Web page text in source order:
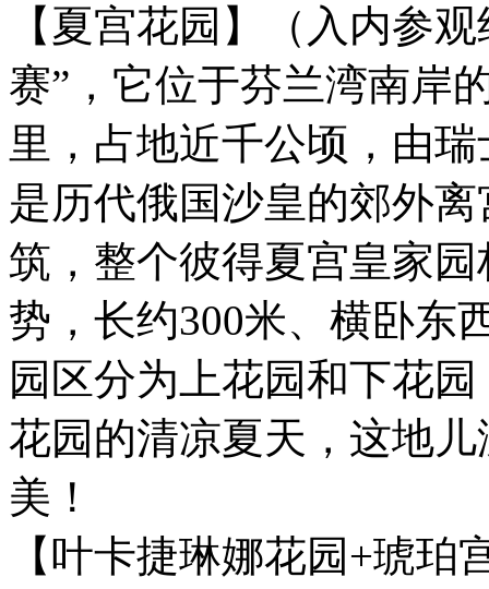
【夏宫花园】（入内参
赛”，它位于芬兰湾南岸
里，占地近千公顷，由
是历代俄国沙皇的郊外
筑，整个彼得夏宫皇家
势，长约300米、横卧东
园区分为上花园和下花
花园的清凉夏天，这地
美！
【叶卡捷琳娜花园+琥